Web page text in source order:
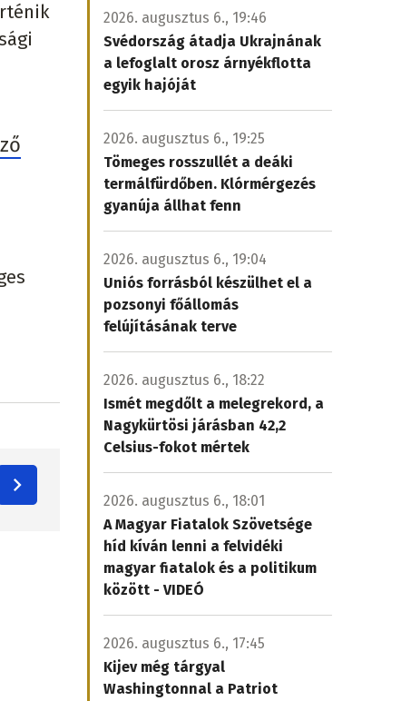
2026. augusztus 6., 19:46
Svédország átadja Ukrajnának
a lefoglalt orosz árnyékflotta
egyik hajóját
2026. augusztus 6., 19:25
Tömeges rosszullét a deáki
termálfürdőben. Klórmérgezés
gyanúja állhat fenn
2026. augusztus 6., 19:04
Uniós forrásból készülhet el a
pozsonyi főállomás
felújításának terve
2026. augusztus 6., 18:22
Ismét megdőlt a melegrekord, a
Nagykürtösi járásban 42,2
Celsius-fokot mértek
2026. augusztus 6., 18:01
A Magyar Fiatalok Szövetsége
híd kíván lenni a felvidéki
magyar fiatalok és a politikum
között - VIDEÓ
2026. augusztus 6., 17:45
Kijev még tárgyal
Washingtonnal a Patriot